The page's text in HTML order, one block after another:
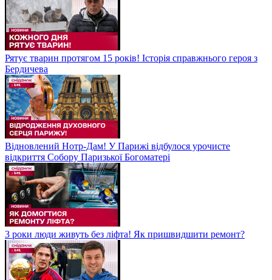
Рятує тварин протягом 15 років! Історія справжнього героя з
Бердичева
Відновлений Нотр-Дам! У Парижі відбулося урочисте
відкриття Собору Паризької Богоматері
3 роки люди живуть без ліфта! Як пришвидшити ремонт?